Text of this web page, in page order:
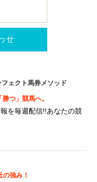
せ
ェクト馬券メソッド
つ」競馬へ。
を毎週配信!!あなたの競
強み！